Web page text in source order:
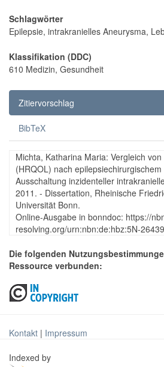
Schlagwörter
Epilepsie, intrakranielles Aneurysma,
Klassifikation (DDC)
610 Medizin, Gesundheit
Zitiervorschlag
BibTeX
Michta, Katharina Maria: Vergleich
(HRQOL) nach
Ausschaltung inzidenteller
2011. - Dissertation, Rheinische
Universität Bonn.
Online-Ausgabe in bonndoc: https://
resolving.org/urn:nbn:de:hbz:5N-26439
Die folgenden
Ressource verbunden:
Kontakt | Impressum
Indexed by